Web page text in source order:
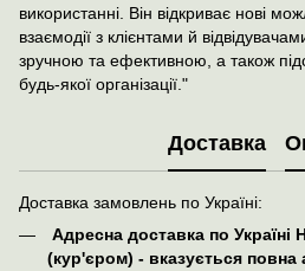
використанні. Він відкриває нові
взаємодії з клієнтами й
зручною та ефективною, а також
будь-якої організації."
Доставка
Доставка замовлень по Україні:
Адресна доставка по
(кур'єром) - вказується повна